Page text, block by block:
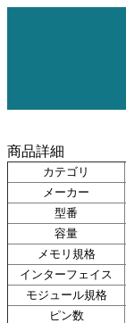
商品詳細
カテゴリ
メーカー
型番
容量
メモリ規格
インターフェイス
モジュール規格
ピン数